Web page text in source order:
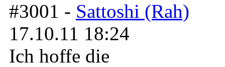
#3001 - Sattoshi (Rah)
17.10.11 18:24
Ich hoffe die